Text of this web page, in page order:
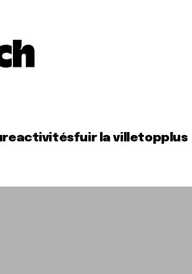
activitésfuir la villetopplus